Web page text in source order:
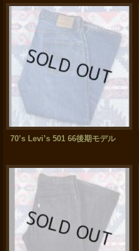
70’s Levi’s 501 66後期モデル